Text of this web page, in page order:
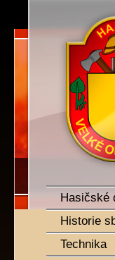
SDH
Hasičské
Historie
Technika